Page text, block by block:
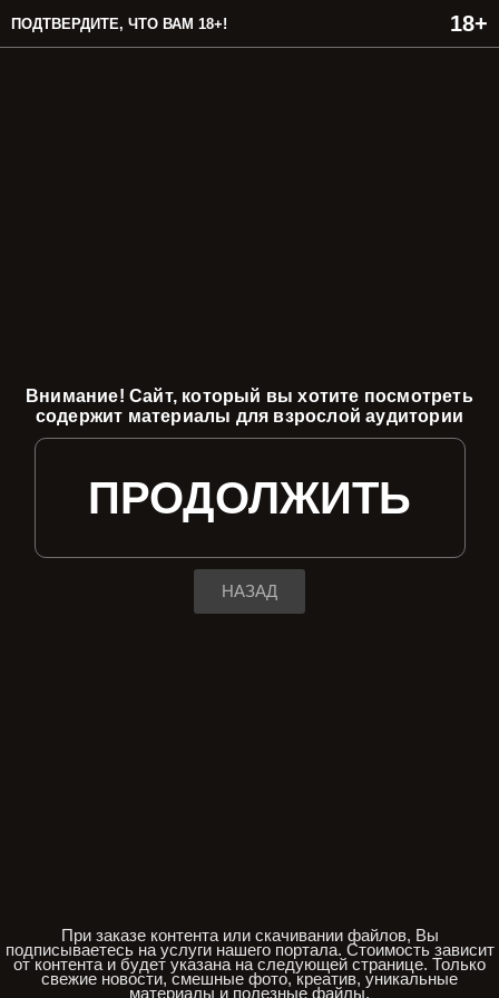
ПОДТВЕРДИТЕ, ЧТО ВАМ 18+!
Внимание! Сайт, который вы хотите посмотреть
содержит материалы для взрослой аудитории
ПРОДОЛЖИТЬ
НАЗАД
При заказе контента или скачивании файлов, Вы
подписываетесь на услуги нашего портала. Стоимость зависит
от контента и будет указана на следующей странице. Только
свежие новости, смешные фото, креатив, уникальные
материалы и полезные файлы.